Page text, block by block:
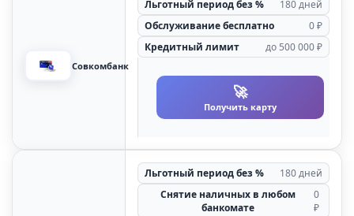
Совкомбанк
Льготный период без %
180 дней
Обслуживание бесплатно
0 ₽
Кредитный лимит
до 500 000 ₽
🚀
Получить карту
Льготный период без %
180 дней
Снятие наличных в любом
банкомате
0
₽